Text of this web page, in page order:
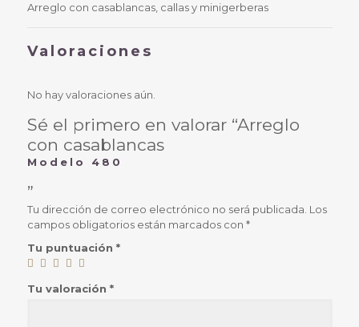
Arreglo con casablancas, callas y minigerberas
Valoraciones
No hay valoraciones aún.
Sé el primero en valorar “Arreglo
con casablancas
Modelo 480
”
Tu dirección de correo electrónico no será publicada. Los
campos obligatorios están marcados con *
Tu puntuación *
Tu valoración *